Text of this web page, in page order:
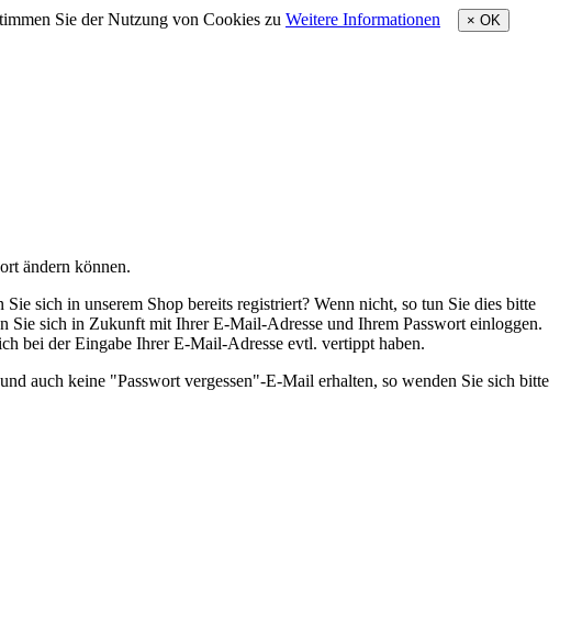
Sie der Nutzung von Cookies zu Weitere Informationen × OK
ändern können.
sich in unserem Shop bereits registriert? Wenn nicht, so tun Sie dies bitte
Sie sich in Zukunft mit Ihrer E-Mail-Adresse und Ihrem Passwort einloggen.
bei der Eingabe Ihrer E-Mail-Adresse evtl. vertippt haben.
auch keine "Passwort vergessen"-E-Mail erhalten, so wenden Sie sich bitte